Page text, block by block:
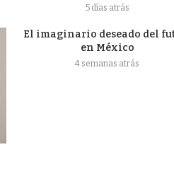
5 días atrás
El imaginario deseado del
en México
4 semanas atrás